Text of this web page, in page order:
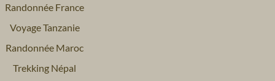
Randonnée France
Voyage Tanzanie
Randonnée Maroc
Trekking Népal